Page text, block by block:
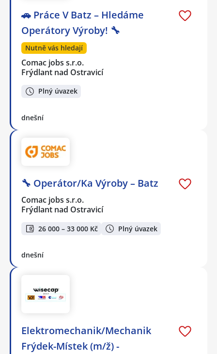
🚗 Práce V Batz – Hledáme
Operátory Výroby! 🔧
Nutně vás hledají
Comac jobs s.r.o.
Frýdlant nad Ostravicí
Plný úvazek
dnešní
🔧 Operátor/Ka Výroby – Batz
Comac jobs s.r.o.
Frýdlant nad Ostravicí
26 000 – 33 000 Kč Plný úvazek
dnešní
Elektromechanik/Mechanik
Frýdek-Místek (m/ž) -